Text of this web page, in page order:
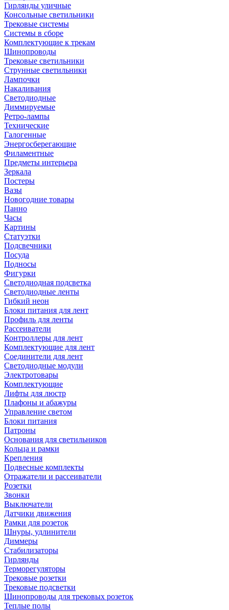
Гирлянды уличные
Консольные светильники
Трековые системы
Системы в сборе
Комплектующие к трекам
Шинопроводы
Трековые светильники
Струнные светильники
Лампочки
Накаливания
Светодиодные
Диммируемые
Ретро-лампы
Технические
Галогенные
Энергосберегающие
Филаментные
Предметы интерьера
Зеркала
Постеры
Вазы
Новогодние товары
Панно
Часы
Картины
Статуэтки
Подсвечники
Посуда
Подносы
Фигурки
Светодиодная подсветка
Светодиодные ленты
Гибкий неон
Блоки питания для лент
Профиль для ленты
Рассеиватели
Контроллеры для лент
Комплектующие для лент
Соединители для лент
Светодиодные модули
Электротовары
Комплектующие
Лифты для люстр
Плафоны и абажуры
Управление светом
Блоки питания
Патроны
Основания для светильников
Кольца и рамки
Крепления
Подвесные комплекты
Отражатели и рассеиватели
Розетки
Звонки
Выключатели
Датчики движения
Рамки для розеток
Шнуры, удлинители
Диммеры
Стабилизаторы
Гирлянды
Терморегуляторы
Трековые розетки
Трековые подсветки
Шинопроводы для трековых розеток
Теплые полы